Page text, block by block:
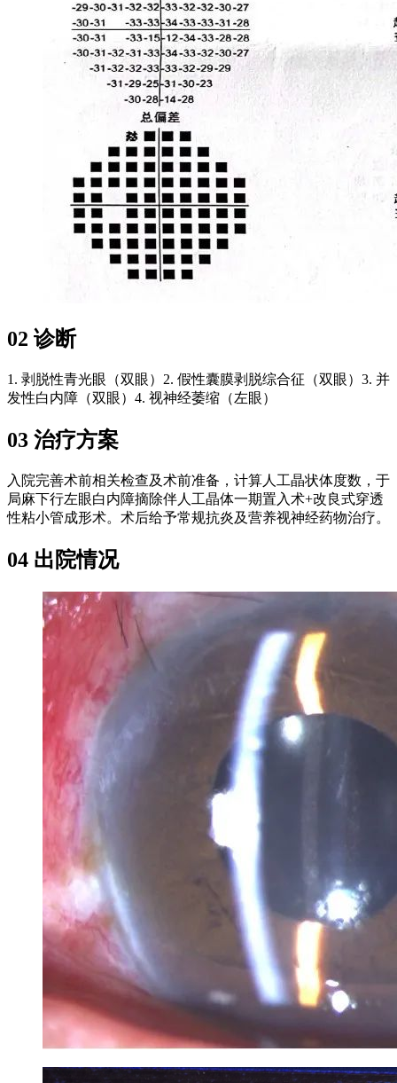
02 诊断
1. 剥脱性青光眼（双眼）2. 假性囊膜剥脱综合征（双眼）3. 并
发性白内障（双眼）4. 视神经萎缩（左眼）
03 治疗方案
入院完善术前相关检查及术前准备，计算人工晶状体度数，于
局麻下行左眼白内障摘除伴人工晶体一期置入术+改良式穿透
性粘小管成形术。术后给予常规抗炎及营养视神经药物治疗。
04 出院情况